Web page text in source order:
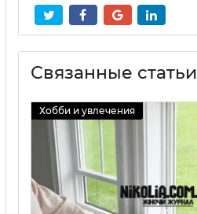
Связанные статьи
Хобби и увлечения